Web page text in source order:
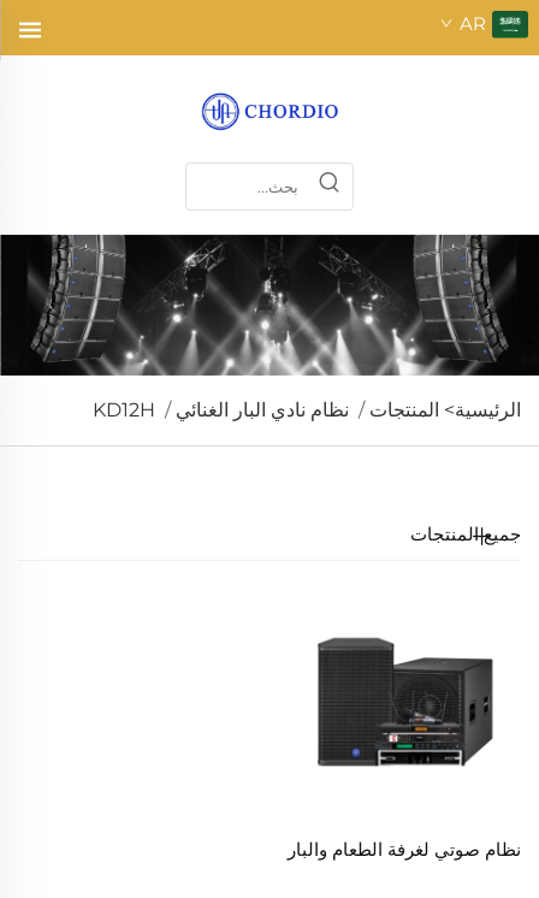
AR
الرئيسية> المنتجات / نظام نادي البار الغنائي /
KD12H
جميع المنتجات
نظام صوتي لغرفة الطعام والبار